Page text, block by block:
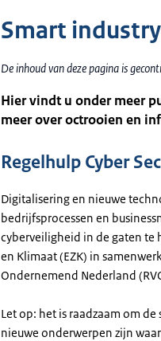
Smart
De inhoud van deze pagina is
Hier vindt u onder meer
meer over octrooien en
Regelhulp Cyber
Digitalisering en nieuwe
bedrijfsprocessen en
cyberveiligheid in de gaten te
en Klimaat (EZK) in
Ondernemend Nederland
Let op: het is raadzaam om
nieuwe onderwerpen zijn